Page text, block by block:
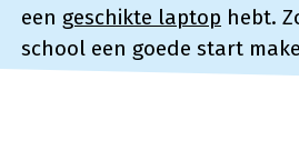
een geschikte laptop hebt.
school een goede start